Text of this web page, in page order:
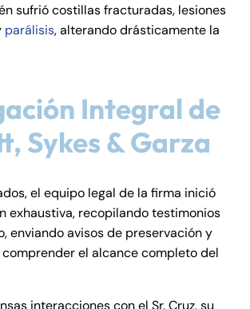
sufrió costillas fracturadas, lesiones
parálisis, alterando drásticamente la
Integral de
Sykes & Garza
el equipo legal de la firma inició
exhaustiva, recopilando testimonios
enviando avisos de preservación y
el alcance completo del
interacciones con el Sr. Cruz, su